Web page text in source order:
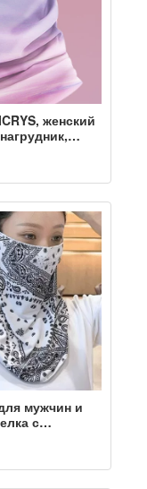
женский
детское
мужчин и
с
для
козырек,
полотенце